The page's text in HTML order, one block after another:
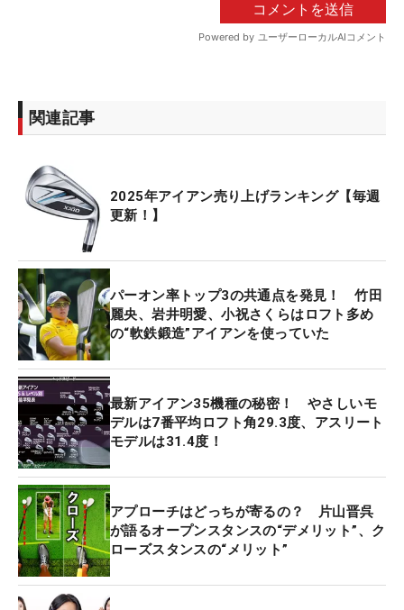
関連記事
2025年アイアン売り上げランキング【毎週
更新！】
パーオン率トップ3の共通点を発見！ 竹田
麗央、岩井明愛、小祝さくらはロフト多め
の“軟鉄鍛造”アイアンを使っていた
最新アイアン35機種の秘密！ やさしいモ
デルは7番平均ロフト角29.3度、アスリート
モデルは31.4度！
アプローチはどっちが寄るの？ 片山晋呉
が語るオープンスタンスの“デメリット”、ク
ローズスタンスの“メリット”